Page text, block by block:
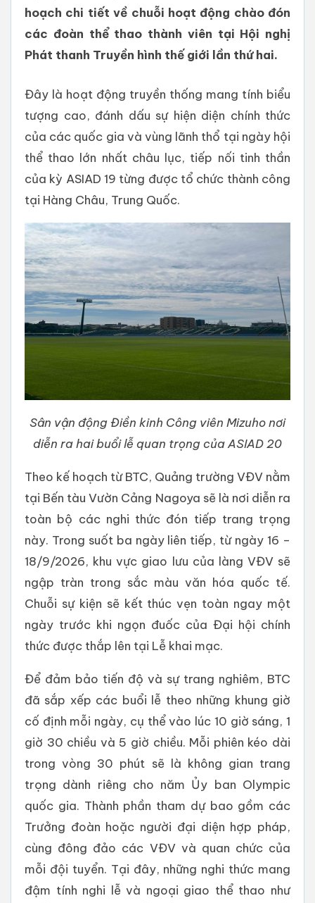
hoạch chi tiết về chuỗi hoạt động chào đón
các đoàn thể thao thành viên tại Hội nghị
Phát thanh Truyền hình thế giới lần thứ hai.
Đây là hoạt động truyền thống mang tính biểu
tượng cao, đánh dấu sự hiện diện chính thức
của các quốc gia và vùng lãnh thổ tại ngày hội
thể thao lớn nhất châu lục, tiếp nối tinh thần
của kỳ ASIAD 19 từng được tổ chức thành công
tại Hàng Châu, Trung Quốc.
Sân vận động Điền kinh Công viên Mizuho nơi
diễn ra hai buổi lễ quan trọng của ASIAD 20
Theo kế hoạch từ BTC, Quảng trường VĐV nằm
tại Bến tàu Vườn Cảng Nagoya sẽ là nơi diễn ra
toàn bộ các nghi thức đón tiếp trang trọng
này. Trong suốt ba ngày liên tiếp, từ ngày 16 –
18/9/2026, khu vực giao lưu của làng VĐV sẽ
ngập tràn trong sắc màu văn hóa quốc tế.
Chuỗi sự kiện sẽ kết thúc vẹn toàn ngay một
ngày trước khi ngọn đuốc của Đại hội chính
thức được thắp lên tại Lễ khai mạc.
Để đảm bảo tiến độ và sự trang nghiêm, BTC
đã sắp xếp các buổi lễ theo những khung giờ
cố định mỗi ngày, cụ thể vào lúc 10 giờ sáng, 1
giờ 30 chiều và 5 giờ chiều. Mỗi phiên kéo dài
trong vòng 30 phút sẽ là không gian trang
trọng dành riêng cho năm Ủy ban Olympic
quốc gia. Thành phần tham dự bao gồm các
Trưởng đoàn hoặc người đại diện hợp pháp,
cùng đông đảo các VĐV và quan chức của
mỗi đội tuyển. Tại đây, những nghi thức mang
đậm tính nghi lễ và ngoại giao thể thao như